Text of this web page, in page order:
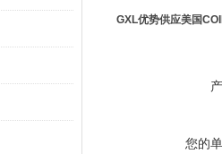
GXL优势供应美国
您的